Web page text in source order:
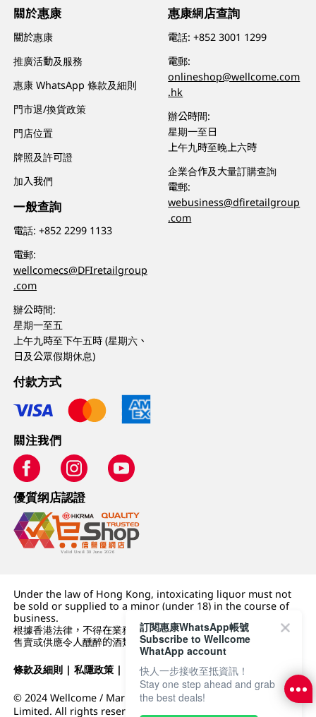
關於惠康
關於惠康
推廣活動及服務
惠康 WhatsApp 條款及細則
門市退/換貨政策
門店位置
牌照及許可證
加入我們
一般查詢
電話:+852 2299 1133
電郵:
wellcomecs@DFIretailgroup
.com
辦公時間:
星期一至五
上午九時至下午五時 (星期六、
日及公眾假期休息)
惠康網店查詢
電話:+852 3001 1299
電郵:
onlineshop@wellcome.com
.hk
辦公時間:
星期一至日
上午九時至晚上六時
企業合作及大量訂購查詢
電郵:
webusiness@dfiretailgroup
.com
付款方式
關注我們
優質纲店認證
Under the law of Hong Kong, intoxicating liquor must not
be sold or supplied to a minor (under 18) in the course of
business.
根據香港法律，不得在業務過程中，向未成年人 (18 歲以下人士)
售賣或供應令人醺醉的酒類。
條款及細則 |私隱政策 | DFI零售集團
© 2024 Wellcome / Market Place. The Dairy Farm Company
Limited. All rights reserved.
訂閱惠康WhatsApp帳號
Subscribe to Wellcome
WhatApp account
快人一步接收至抵資訊！
Stay one step ahead and grab
the best deals!